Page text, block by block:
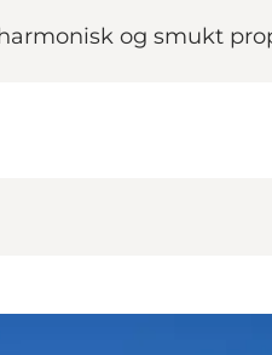
og smukt